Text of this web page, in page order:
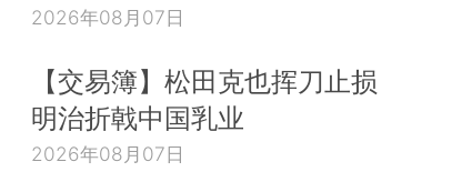
2026年08月07日
【交易簿】松田克也挥刀止损
明治折戟中国乳业
2026年08月07日